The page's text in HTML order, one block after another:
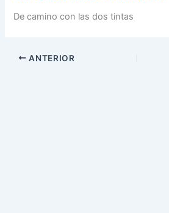
De camino con las dos tintas
ANTERIOR